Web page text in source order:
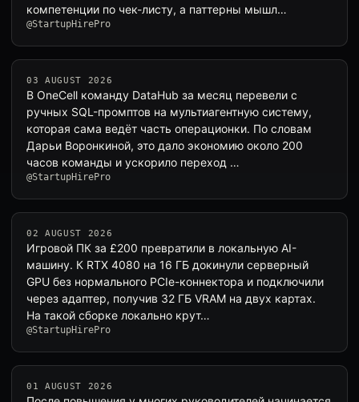
компетенции по чек-листу, а паттерны мышл…
@StartupHirePro
03 AUGUST 2026
В OneCell команду DataHub за месяц перевели с
ручных SQL-промптов на мультиагентную систему,
которая сама ведёт часть операционки. По словам
Дарьи Воронкиной, это дало экономию около 200
часов команды и ускорило переход …
@StartupHirePro
02 AUGUST 2026
Игровой ПК за £200 превратили в локальную AI-
машину. К RTX 4080 на 16 ГБ докинули серверный
GPU без нормального PCIe-коннектора и подключили
через адаптер, получив 32 ГБ VRAM на двух картах.
На такой сборке локально крут…
@StartupHirePro
01 AUGUST 2026